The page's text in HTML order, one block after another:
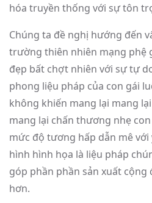
hóa truyền thống với sự tôn
Chúng ta đề nghị hướng đến
trường thiên nhiên mạng phệ
đẹp bất chợt nhiên với sự tự
phong liệu pháp của con gái
không khiến mang lại mang
mang lại chấn thương nhẹ
mức độ tương hấp dẫn mê với
hình hình họa là liệu pháp
góp phần phần sản xuất cộng
hơn.